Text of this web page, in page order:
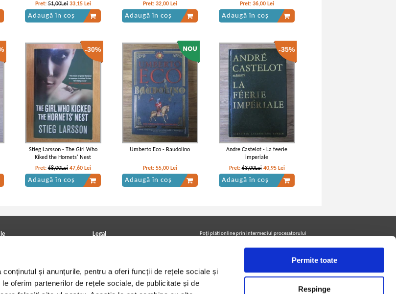
și anunțurile, pentru a oferi funcții de rețele sociale și
oferim partenerilor de rețele sociale, de publicitate și de
Permite toate
Respinge
Pret:51,00Lei 33,15 Lei
Adaugă în coș
Pret: 32,00 Lei
Adaugă în coș
Pret: 36,00 Lei
Adaugă în coș
-30%
Stieg Larsson - The Girl Who
Kiked the Hornets' Nest
Pret:68,00Lei 47,60 Lei
Adaugă în coș
Umberto Eco - Baudolino
Pret: 55,00 Lei
Adaugă în coș
-35%
Andre Castelot - La feerie
imperiale
Pret:63,00Lei 40,95 Lei
Adaugă în coș
CD/DVD
Legal
Termeni si conditii
Utilizare cookie-uri
Poţi plăti online prin intermediul procesatorului
Urmăreşte-ne pe facebook pentru a fi la curent cu